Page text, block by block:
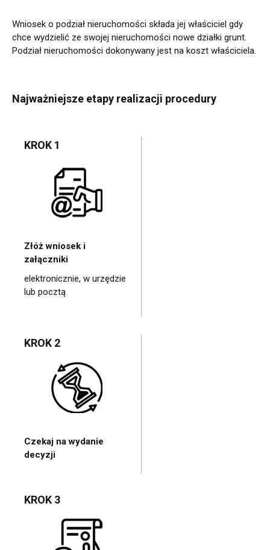
Wniosek o podział nieruchomości składa jej właściciel gdy
chce wydzielić ze swojej nieruchomości nowe działki grunt.
Podział nieruchomości dokonywany jest na koszt właściciela.
Najważniejsze etapy realizacji procedury
KROK 1
Złóż wniosek i
załączniki
elektronicznie, w urzędzie
lub pocztą
KROK 2
Czekaj na wydanie
decyzji
KROK 3